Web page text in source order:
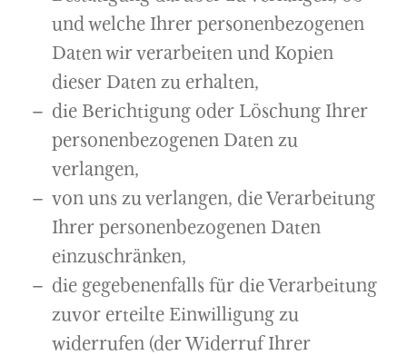
und welche Ihrer personenbezogenen
Daten wir verarbeiten und Kopien
dieser Daten zu erhalten,
die Berichtigung oder Löschung Ihrer
personenbezogenen Daten zu
verlangen,
von uns zu verlangen, die Verarbeitung
Ihrer personenbezogenen Daten
einzuschränken,
die gegebenenfalls für die Verarbeitung
zuvor erteilte Einwilligung zu
widerrufen (der Widerruf Ihrer